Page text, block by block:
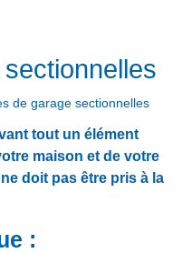
de garage sectionnelles
tout un élément
maison et de votre
doit pas être pris à la
: